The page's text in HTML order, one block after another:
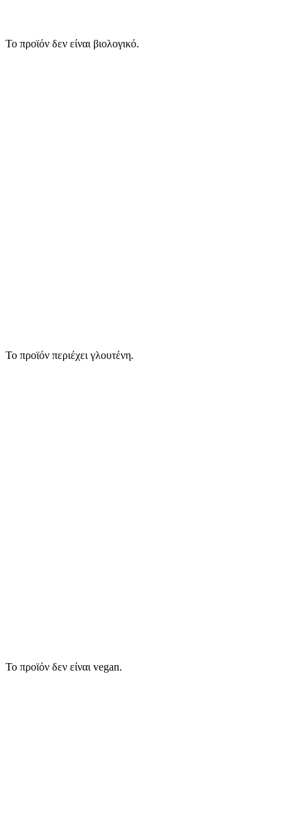
Το προϊόν δεν είναι βιολογικό.
Το προϊόν περιέχει γλουτένη.
Το προϊόν δεν είναι vegan.